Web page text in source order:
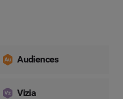
Audiences
Vizia